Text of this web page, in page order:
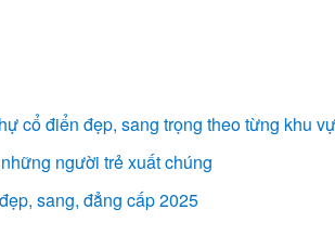
cổ điển đẹp, sang trọng theo từng khu
người trẻ xuất chúng
sang, đẳng cấp 2025